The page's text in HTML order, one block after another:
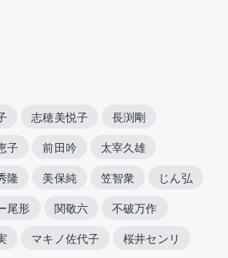
志穂美悦子 長渕剛
子 前田吟 太宰久雄
隆 美保純 笠智衆 じん弘
尾形 関敬六 不破万作
マキノ佐代子 桜井センリ